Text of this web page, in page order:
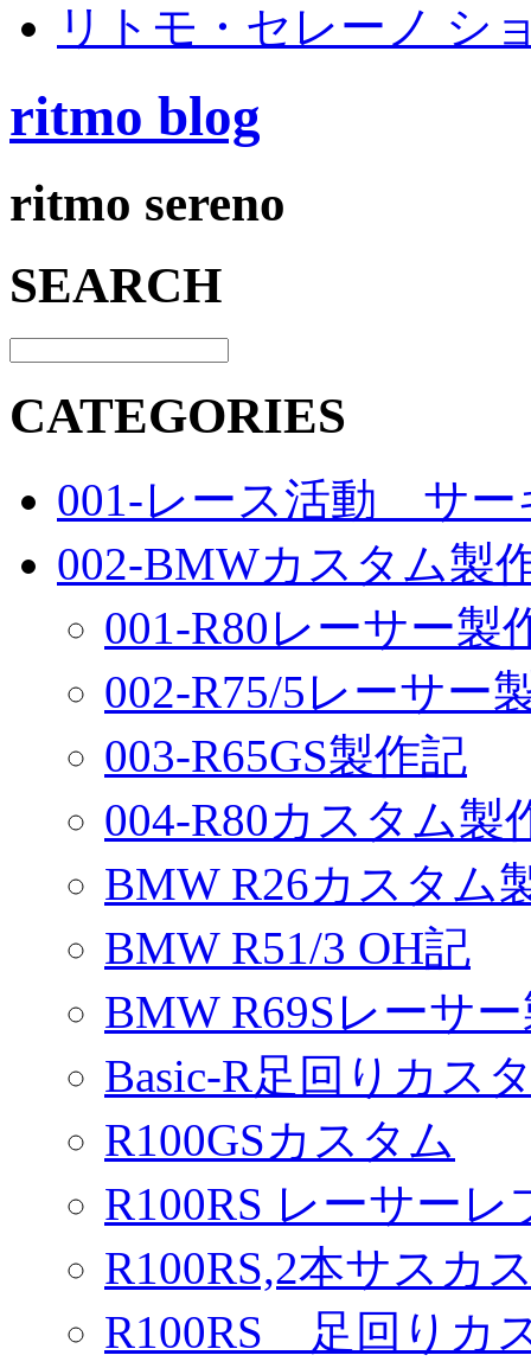
リトモ・セレーノ シ
ritmo blog
ritmo sereno
SEARCH
CATEGORIES
001-レース活動 サー
002-BMWカスタム製
001-R80レーサー製
002-R75/5レーサー
003-R65GS製作記
004-R80カスタム製
BMW R26カスタム
BMW R51/3 OH記
BMW R69Sレーサ
Basic-R足回りカス
R100GSカスタム
R100RS レーサー
R100RS,2本サスカ
R100RS 足回りカ